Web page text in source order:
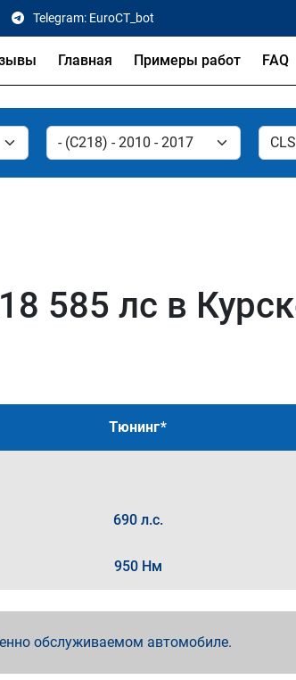
Telegram: EuroCT_bot
Главная Примеры работ FAQ
585 лс в
Тюнинг*
690 л.с.
950 Нм
обслуживаемом автомобиле.